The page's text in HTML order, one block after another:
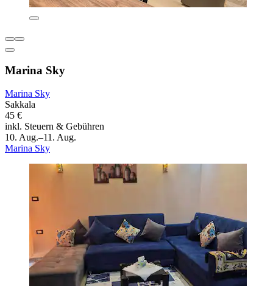
Marina Sky
Marina Sky
Sakkala
45 €
inkl. Steuern & Gebühren
10. Aug.–11. Aug.
Marina Sky